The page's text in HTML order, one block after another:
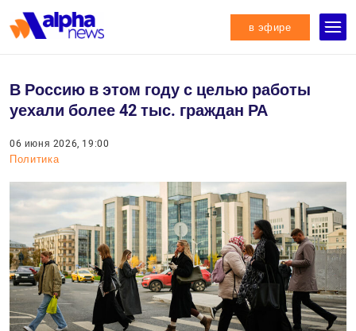
в эфире
В Россию в этом году с целью работы
уехали более 42 тыс. граждан РА
06 июня 2026, 19:00
Политика